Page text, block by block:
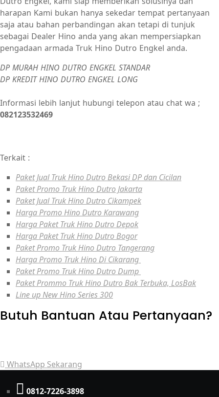
harapan Kami bukan hanya sekedar tempat pertanyaan
saja atau bahan perbandingan akan tetapi di tunjuk
sebagai Dealer Hino anda yang akan mempersiapkan
pengadaan armada Truk Hino Dutro Engkel anda.
DP MURAH HINO DUTRO ENGKEL STANDAR
DP KREDIT HINO DUTRO ENGKEL LONG
Informasi lebih lanjut hubungi telepon atau chat wa ;
082123532469
Terkait :
Paket Jual Truk Hino Dutro Bekasi DP dan Cicilan
Paket Promo Truk Hino Dutro Jakarta
Paket Jual Truk Hino Dutro Cikampek
Harga Promo Hino Dutro Karawang
Harga Paket Truk Hino Dutro Depok
Harga Paket Truk Hino Dutro Bogor
Paket Promo Truk Hino Dutro Tangerang
Harga Promo Truk Hino Di Cikarang
Paket Promo Truk Hino Dutro Dump
Paket Prommo Truk Hino Dutro Bak Terbuka, LosBak
Line up New Hino Series 300
Butuh Bantuan Atau Pertanyaan?
WhatsApp Sekarang
0812-7226-3898